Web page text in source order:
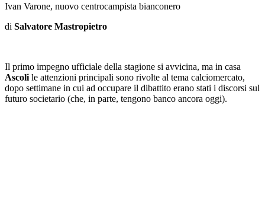
Ivan Varone, nuovo centrocampista bianconero
di Salvatore Mastropietro
Il primo impegno ufficiale della stagione si avvicina, ma in casa
Ascoli le attenzioni principali sono rivolte al tema calciomercato,
dopo settimane in cui ad occupare il dibattito erano stati i discorsi sul
futuro societario (che, in parte, tengono banco ancora oggi).